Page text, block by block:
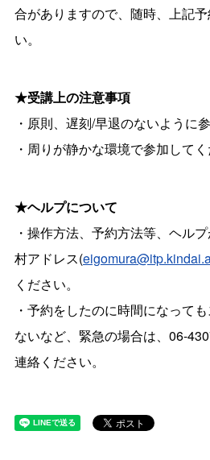
合がありますので、随時、上記
い。
★受講上の注意事項
・原則、遅刻/早退のないように
・周りが静かな環境で参加してく
★ヘルプについて
・操作方法、予約方法等、ヘル
村アドレス(
ください。
・予約をしたのに時間になって
ないなど、緊急の場合は、06-
連絡ください。